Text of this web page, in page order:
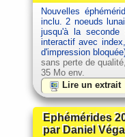
Nouvelles
inclu. 2 noeuds
jusqu'à la seconde
interactif avec
d'impression
sans perte de
35 Mo env.
Lire un extrait
Ephémérides
par Daniel